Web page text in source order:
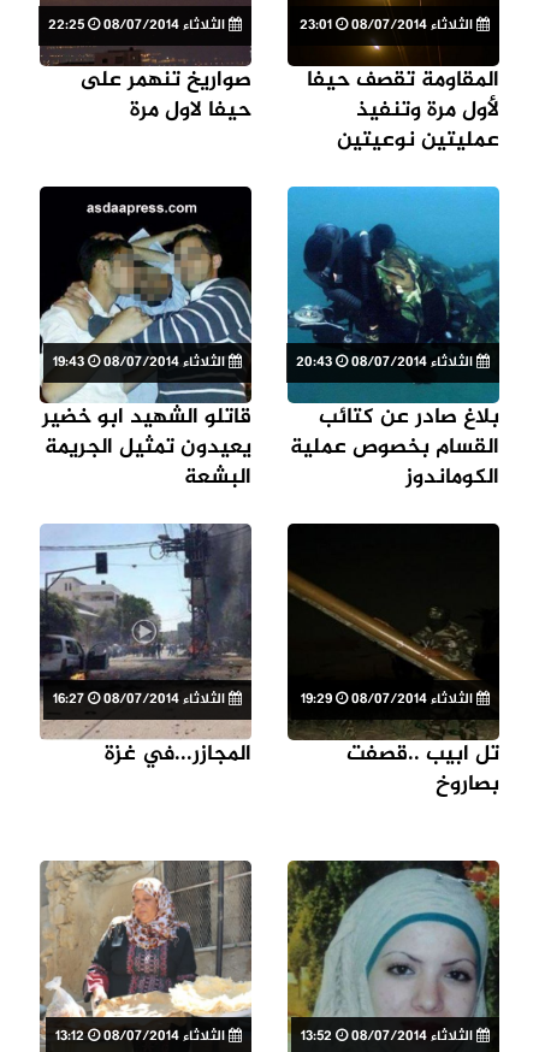
الثلاثاء 08/07/2014
المقاومة تقصف حيفا
لأول مرة وتنفيذ
عمليتين نوعيتين
الثلاثاء 08/07/2014
صواريخ تنهمر على
حيفا لاول مرة
الثلاثاء 08/07/2014
بلاغ صادر عن كتائب
القسام بخصوص عملية
الكوماندوز
الثلاثاء 08/07/2014
قاتلو الشهيد ابو خضير
يعيدون تمثيل الجريمة
البشعة
الثلاثاء 08/07/2014
تل ابيب ..قصفت
بصاروخ
الثلاثاء 08/07/2014
المجازر...في غزة
الثلاثاء 08/07/2014 الثلاثاء 08/07/2014 13:12